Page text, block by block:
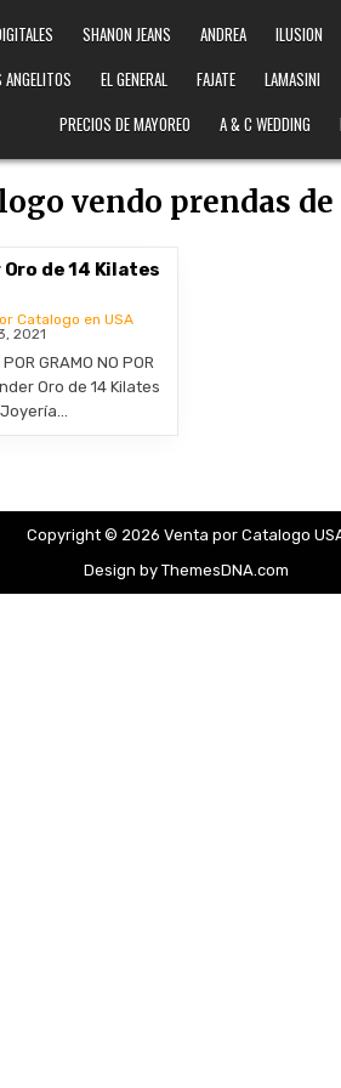
SHANON JEANS ANDREA ILUSION
ANGELITOS EL GENERAL FAJATE LAMASINI
PRECIOS DE MAYOREO
A & C WEDDING
vendo prendas
de 14 Kilates
Catalogo en USA
2021
GRAMO NO POR
Oro de 14 Kilates
Copyright © 2026 Venta por Catalogo
Design by ThemesDNA.com